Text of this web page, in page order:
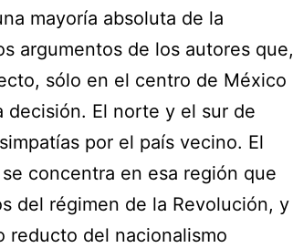
mayoría absoluta de la
argumentos de los autores que,
sólo en el centro de México
decisión. El norte y el sur de
por el país vecino. El
concentra en esa región que
del régimen de la Revolución, y
reducto del nacionalismo